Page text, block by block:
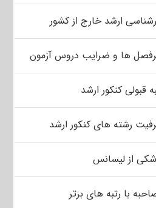
ارشد خارج از کشور
ها و ضرایب دروس آزمون
قبولی کنکور ارشد
رشته های کنکور ارشد
از لیسانس
با رتبه های برتر